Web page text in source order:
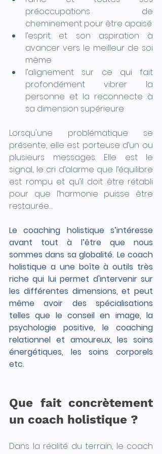
préoccupations de
l’esprit et son aspiration à
avancer vers le meilleur de soi
même
l’alignement sur ce qui fait
profondément vibrer la
personne et la reconnecte à
sa dimension supérieure
Lorsqu'une problématique se
présente, elle est porteuse d’un ou
plusieurs messages. Elle est le
signal, le cri d’alarme que l’équilibre
est rompu et qu’il doit être rétabli
pour que l’harmonie puisse être
restaurée…
Le coaching holistique s’intéresse
avant tout à l’être que nous
sommes dans sa globalité. Le coach
holistique a une boîte à outils très
riche qui lui permet d'intervenir sur
les différentes dimensions, et peut
même avoir des spécialisations
telles que le conseil en image, la
psychologie positive, le coaching
relationnel et amoureux, les soins
énergétiques, les soins corporels
etc.
Que fait concrètement
un coach holistique ?
Dans la réalité du terrain, le coach